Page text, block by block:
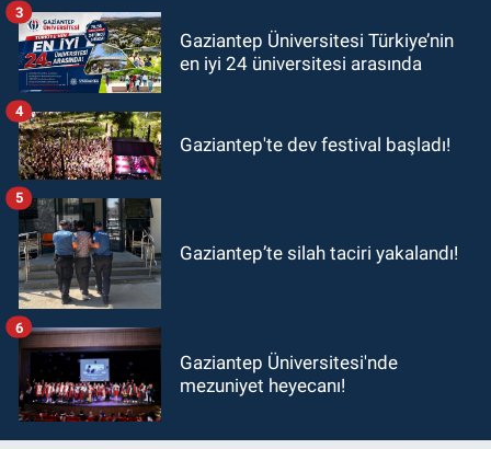
Gaziantep Üniversitesi Türkiye’nin
en iyi 24 üniversitesi arasında
3
Gaziantep'te dev festival başladı!
4
Gaziantep’te silah taciri yakalandı!
5
Gaziantep Üniversitesi'nde
mezuniyet heyecanı!
6